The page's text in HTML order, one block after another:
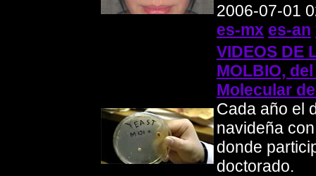
2006-07-01
es-mx es-an
VIDEOS DE
MOLBIO,
Molecular
Cada año el
navideña
donde
doctorado.